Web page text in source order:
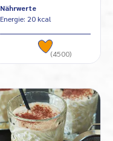
Nährwerte
Energie: 20 kcal
(4500)